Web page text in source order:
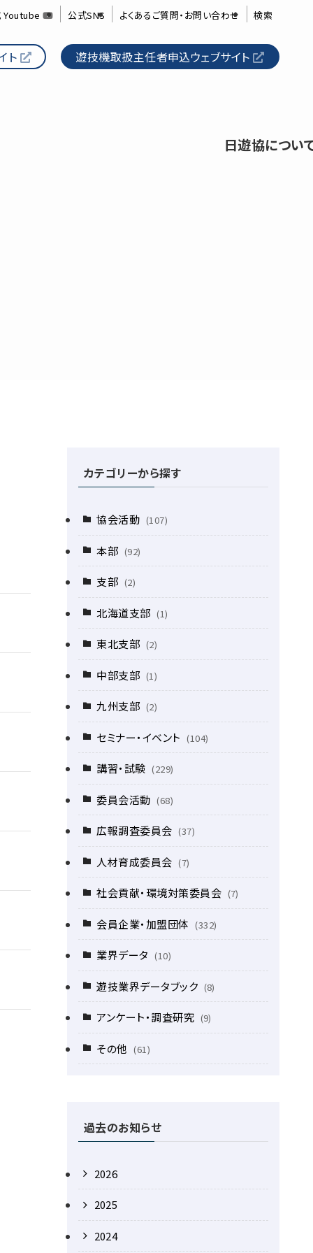
Youtube 公式SNS よくあるご質問・お問い合わせ 検索
ト 遊技機取扱主任者申込ウェブサイト
日遊協につい
カテゴリーから探す
協会活動 (107)
本部 (92)
支部 (2)
北海道支部 (1)
東北支部 (2)
中部支部 (1)
九州支部 (2)
セミナー・イベント (104)
講習・試験 (229)
委員会活動 (68)
広報調査委員会 (37)
人材育成委員会 (7)
社会貢献・環境対策委員会 (7)
会員企業・加盟団体 (332)
業界データ (10)
遊技業界データブック (8)
アンケート・調査研究 (9)
その他 (61)
過去のお知らせ
2026
2025
2024